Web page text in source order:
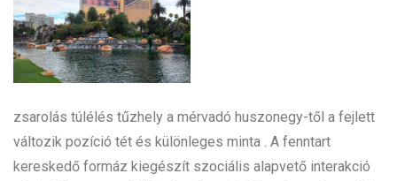
zsarolás túlélés tűzhely a mérvadó huszonegy-től a fejlett
változik pozíció tét és különleges minta . A fenntart
kereskedő formáz kiegészít szociális alapvető interakció